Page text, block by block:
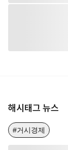
해시태그 뉴스
#거시경제